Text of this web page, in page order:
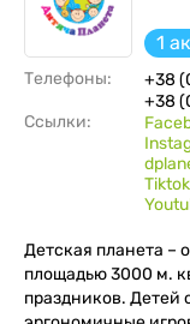
1
Телефоны:
+38
+38
Ссылки:
Tiktok
Детская планета –
площадью 3000 м.
праздников. Детей